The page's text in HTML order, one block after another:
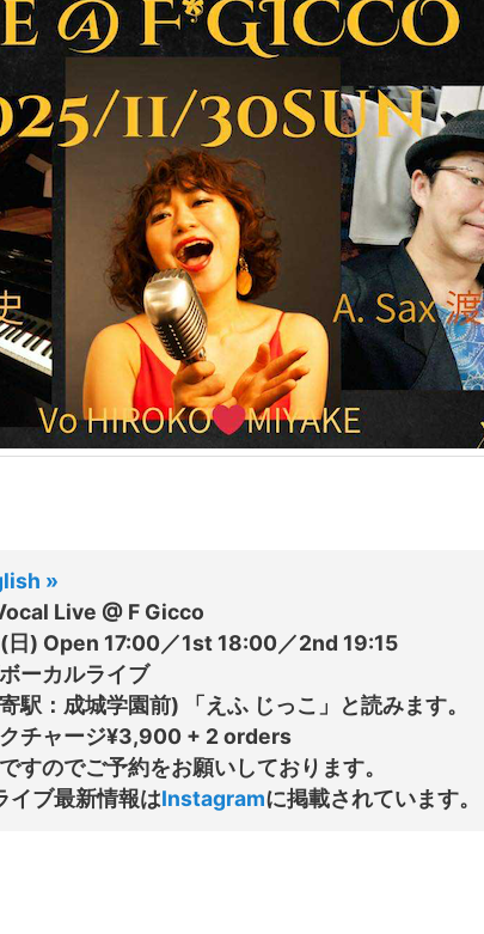
»
Live @ F Gicco
) Open 17:00／1st 18:00／2nd 19:15
ーカルライブ
駅：成城学園前) 「えふ じっこ」と読みます。
チャージ¥3,900 + 2 orders
すのでご予約をお願いしております。
ブ最新情報はInstagram